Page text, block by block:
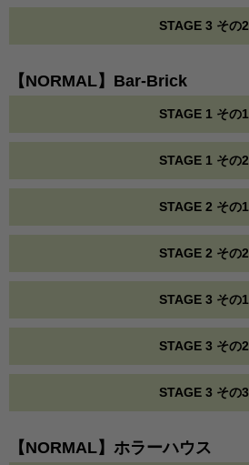
STAGE 3 その2
【NORMAL】Bar-Brick
STAGE 1 その1
STAGE 1 その2
STAGE 2 その1
STAGE 2 その2
STAGE 3 その1
STAGE 3 その2
STAGE 3 その3
【NORMAL】ホラーハウス